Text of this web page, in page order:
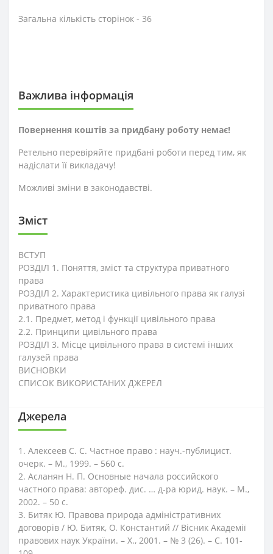
Загальна кількість сторінок - 36
Важлива інформація
Повернення коштів за придбану роботу немає!
Ретельно перевіряйте придбані роботи перед тим, як
надіслати її викладачу!
Можливі зміни в законодавстві.
Зміст
ВСТУП
РОЗДІЛ 1. Поняття, зміст та структура приватного
права
РОЗДІЛ 2. Характеристика цивільного права як галузі
приватного права
2.1. Предмет, метод і функції цивільного права
2.2. Принципи цивільного права
РОЗДІЛ 3. Місце цивільного права в системі інших
галузей права
ВИСНОВКИ
СПИСОК ВИКОРИСТАНИХ ДЖЕРЕЛ
Джерела
1. Алексеев С. С. Частное право : науч.-публицист.
очерк. – М., 1999. – 560 с.
2. Асланян Н. П. Основные начала российского
частного права: автореф. дис. … д-ра юрид. наук. – М.,
2002. – 50 с.
3. Битяк Ю. Правова природа адміністративних
договорів / Ю. Битяк, О. Константий // Вісник Академії
правових наук України. – Х., 2001. – № 3 (26). – С. 101-